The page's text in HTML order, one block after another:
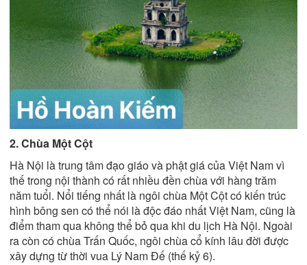
2. Chùa Một Cột
Hà Nội là trung tâm đạo giáo và phật giá của Việt Nam vì
thế trong nội thành có rất nhiều đền chùa với hàng trăm
năm tuổi. Nổi tiếng nhất là ngôi chùa Một Cột có kiến trúc
hình bông sen có thể nói là độc đáo nhất Việt Nam, cũng là
điểm tham qua không thể bỏ qua khi du lịch Hà Nội. Ngoài
ra còn có chùa Trấn Quốc, ngôi chùa cổ kính lâu đời được
xây dựng từ thời vua Lý Nam Đế (thế kỷ 6).